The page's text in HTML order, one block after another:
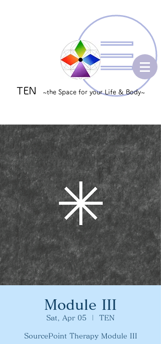
TEN ~the Space for your Life & Body~
Module III
Sat, Apr 05 TEN
SourcePoint Therapy Module III